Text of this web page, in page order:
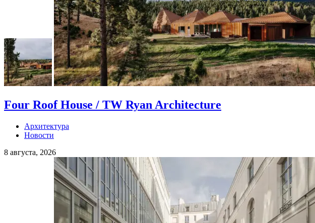
Four Roof House / TW Ryan Architecture
Архитектура
Новости
8 августа, 2026